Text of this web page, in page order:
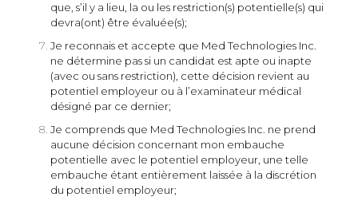
que, s’il y a lieu, la ou les restriction(s) potentielle(s) qui
devra(ont) être évaluée(s);
Je reconnais et accepte que Med Technologies Inc.
ne détermine pas si un candidat est apte ou inapte
(avec ou sans restriction), cette décision revient au
potentiel employeur ou à l’examinateur médical
désigné par ce dernier;
Je comprends que Med Technologies Inc. ne prend
aucune décision concernant mon embauche
potentielle avec le potentiel employeur, une telle
embauche étant entièrement laissée à la discrétion
du potentiel employeur;